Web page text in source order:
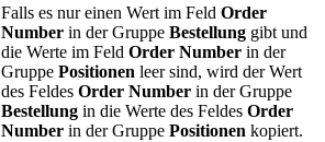
Falls es nur einen Wert im Feld Order
Number in der Gruppe Bestellung gibt und
die Werte im Feld Order Number in der
Gruppe Positionen leer sind, wird der Wert
des Feldes Order Number in der Gruppe
Bestellung in die Werte des Feldes Order
Number in der Gruppe Positionen kopiert.